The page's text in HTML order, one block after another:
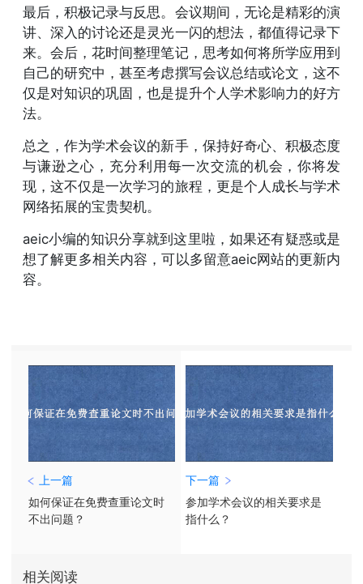
最后，积极记录与反思。会议期间，无论是精彩的演
讲、深入的讨论还是灵光一闪的想法，都值得记录下
来。会后，花时间整理笔记，思考如何将所学应用到
自己的研究中，甚至考虑撰写会议总结或论文，这不
仅是对知识的巩固，也是提升个人学术影响力的好方
法。
总之，作为学术会议的新手，保持好奇心、积极态度
与谦逊之心，充分利用每一次交流的机会，你将发
现，这不仅是一次学习的旅程，更是个人成长与学术
网络拓展的宝贵契机。
aeic小编的知识分享就到这里啦，如果还有疑惑或是
想了解更多相关内容，可以多留意aeic网站的更新内
容。
上一篇
如何保证在免费查重论文时
不出问题？
下一篇
参加学术会议的相关要求是
指什么？
相关阅读